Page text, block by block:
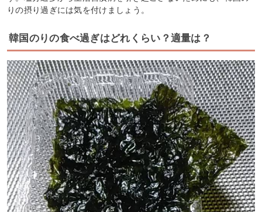
りの摂り過ぎには気を付けましょう。
韓国のりの食べ過ぎはどれくらい？適量は？